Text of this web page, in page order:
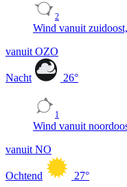
2
Wind vanuit
vanuit OZO
Nacht 26°
1
Wind vanuit
vanuit NO
Ochtend 27°